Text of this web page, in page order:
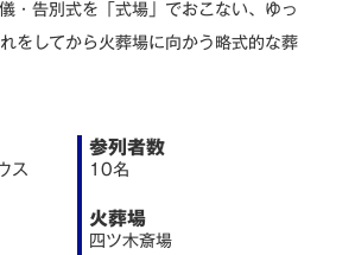
引
料 24時間・365日 受付
今すぐ電話で相談する
・告別式を「式場」でおこない、ゆっ
をしてから火葬場に向かう略式的な葬
ス
参列者数
10名
火葬場
四ツ木斎場